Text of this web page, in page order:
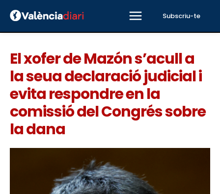
Subscriu-te
El xofer de Mazón s’acull a
la seua declaració judicial i
evita respondre en la
comissió del Congrés sobre
la dana